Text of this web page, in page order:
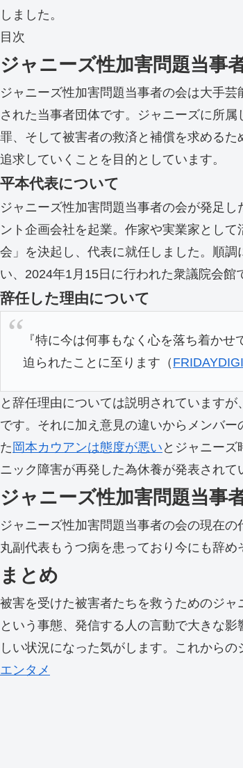
しました。
目次
ジャニーズ性加害問題当事
ジャニーズ性加害問題当事者の会は大手
された当事者団体です。ジャニーズに所
罪、そして被害者の救済と補償を求める
追求していくことを目的としています。
平本代表について
ジャニーズ性加害問題当事者の会が発足
ント企画会社を起業。作家や実業家とし
会」を決起し、代表に就任しました。順
い、2024年1月15日に行われた衆議院会館
辞任した理由について
『特に今は何事もなく心を落ち着か
迫られたことに至ります（
と辞任理由については説明されています
です。それに加え意見の違いからメンバ
た 岡本カウアンは態度が悪い とジャニー
ニック障害が再発した為休養が発表されて
ジャニーズ性加害問題当事
ジャニーズ性加害問題当事者の会の現在
丸副代表もうつ病を患っており今にも辞
まとめ
被害を受けた被害者たちを救うためのジ
という事態、発信する人の言動で大きな
しい状況になった気がします。これから
エンタメ